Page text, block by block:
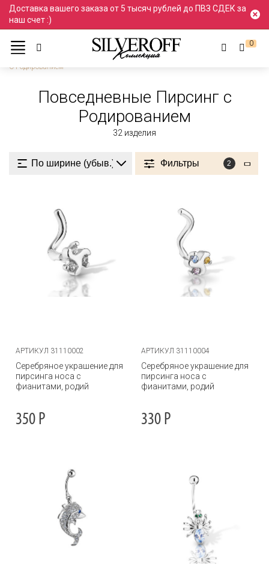
Доставка вашего заказа от 5 тысяч рублей до ПВЗ СДЕК за
наш счет :)
0
Ювелирные украшения
Пирсинг
Повседневный стиль
С Родированием
Повседневные Пирсинг с
Родированием
32 изделия
Фильтры 2
АРТИКУЛ 31110002
Серебряное украшение для
пирсинга носа с
фианитами, родий
350 Р
АРТИКУЛ 31110004
Серебряное украшение для
пирсинга носа с
фианитами, родий
330 Р